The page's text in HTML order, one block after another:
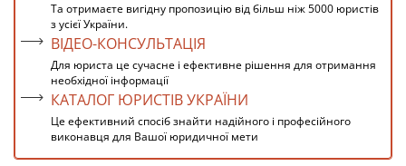
Та отримаєте вигідну пропозицію від більш ніж 5000 юристів
з усієї України.
ВІДЕО-КОНСУЛЬТАЦІЯ
Для юриста це сучасне і ефективне рішення для отримання
необхідної інформації
КАТАЛОГ ЮРИСТІВ УКРАЇНИ
Це ефективний спосіб знайти надійного і професійного
виконавця для Вашої юридичної мети